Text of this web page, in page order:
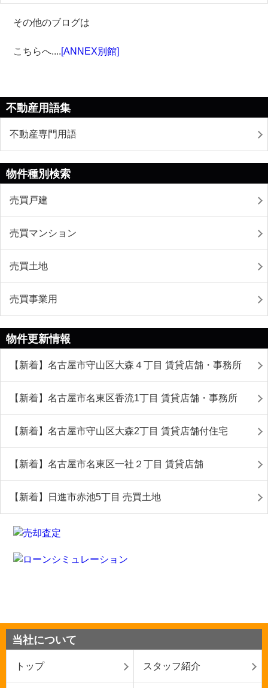
その他のブログは
こちらへ....[ANNEX別館]
不動産用語集
不動産専門用語
物件種別検索
売買戸建
売買マンション
売買土地
売買事業用
物件更新情報
【新着】名古屋市守山区大森４丁目 賃貸店舗・事務所
【新着】名古屋市名東区香流1丁目 賃貸店舗・事務所
【新着】名古屋市守山区大森2丁目 賃貸店舗付住宅
【新着】名古屋市名東区一社２丁目 賃貸店舗
【新着】日進市赤池5丁目 売買土地
当社について
トップ スタッフ紹介